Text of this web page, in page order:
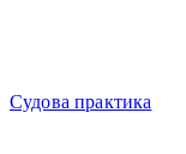
Судова практика